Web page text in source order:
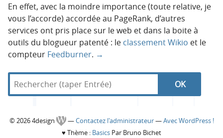
En effet, avec la moindre importance (toute relative, je
vous l’accorde) accordée au PageRank, d’autres
services ont pris place sur le web et dans la boite à
outils du blogueur patenté : le classement Wikio et le
compteur Feedburner. →
N
R
R
e
d
4
C
© 2026 4design —Contactez l'administrateur—Avec WordPress !
♥ Thème : Basics Par Bruno Bichet